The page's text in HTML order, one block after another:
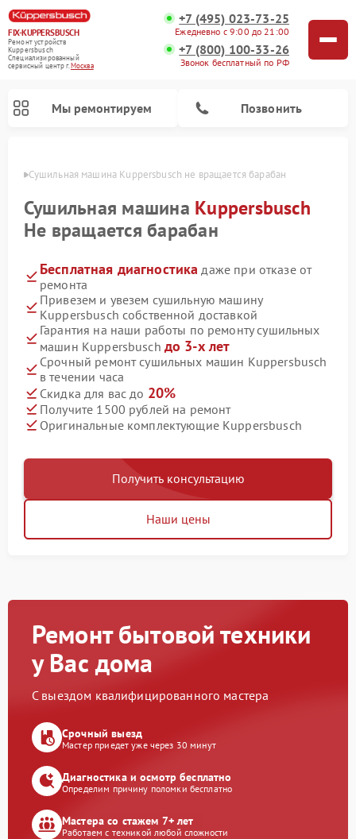
FIX-KUPPERSBUSCH
Ремонт устройств
Kuppersbusch
Специализированный
cервисный центр г.Москва
+7 (495) 023-73-25
Ежедневно с 9:00 до 21:00
+7 (800) 100-33-26
Звонок бесплатный по РФ
Мы ремонтируем Позвонить
Сушильная машина Kuppersbusch не вращается барабан
Сушильная машина Kuppersbusch
Не вращается барабан
Бесплатная диагностика даже при отказе от
ремонта
Привезем и увезем сушильную машину
Kuppersbusch собственной доставкой
Гарантия на наши работы по ремонту сушильных
машин Kuppersbusch до 3-х лет
Срочный ремонт сушильных машин Kuppersbusch
в течении часа
Скидка для вас до 20%
Получите 1500 рублей на ремонт
Оригинальные комплектующие Kuppersbusch
Получить консультацию
Наши цены
Ремонт бытовой техники
у Вас дома
С выездом квалифицированного мастера
Срочный выезд
Мастер приедет уже через 30 минут
Диагностика и осмотр бесплатно
Определим причину поломки бесплатно
Мастера со стажем 7+ лет
Работаем с техникой любой сложности